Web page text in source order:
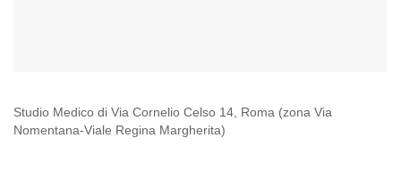
Studio Medico di Via Cornelio Celso 14, Roma (zona Via
Nomentana-Viale Regina Margherita)